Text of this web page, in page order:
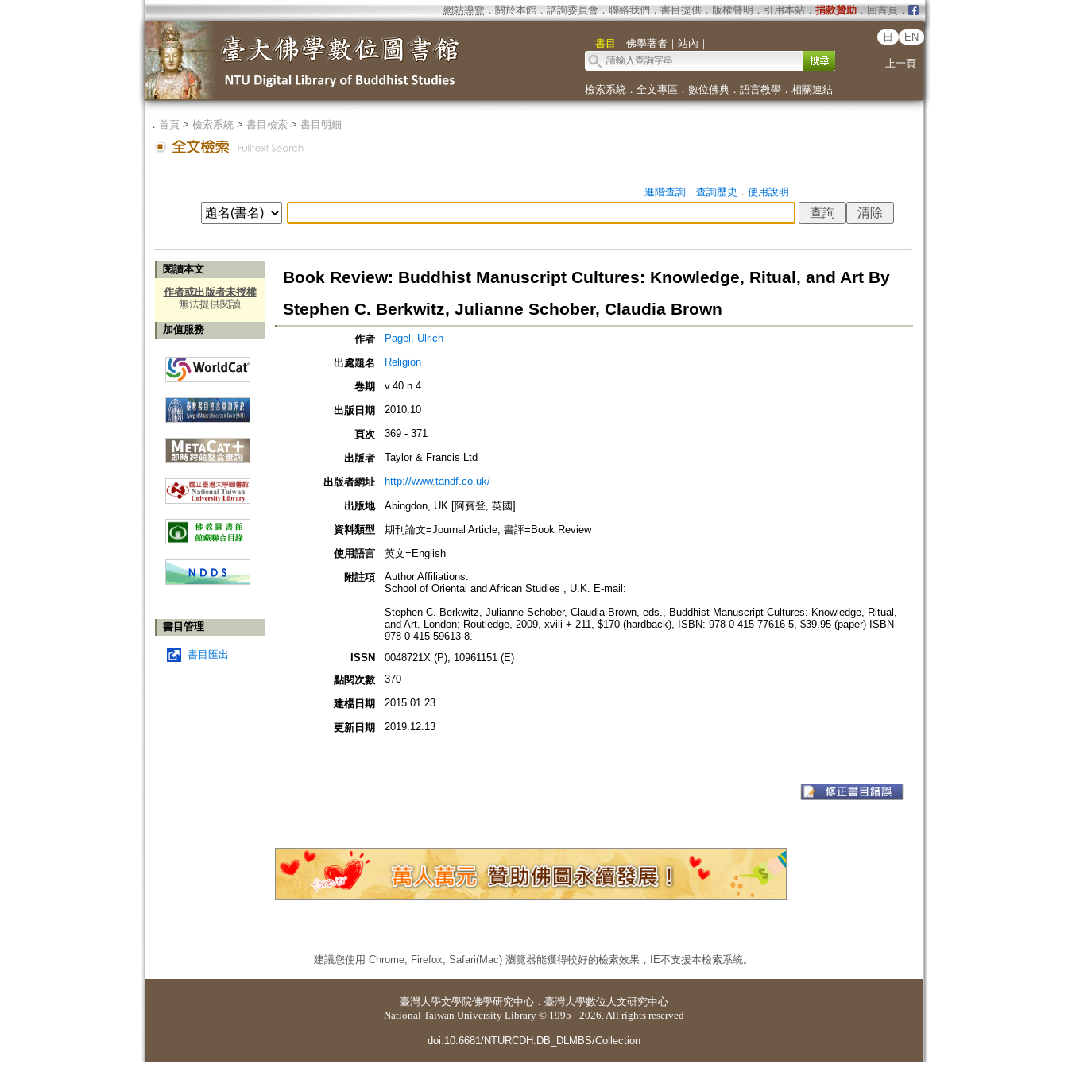
網站導覽 ． 關於本館． 諮詢委員會． 聯絡我們 ． 書目提供． 版權聲明 ． 引用本站． 捐款贊助．回首頁．
｜ 書目 ｜ 佛學著者｜ 站內 ｜
日 EN
上一頁
檢索系統． 全文專區 ． 數位佛典． 語言教學． 相關連結
． 首頁> 檢索系統> 書目檢索> 書目明細
進階查詢． 查詢歷史 ． 使用說明
閱讀本文
作者或出版者未授權
無法提供閱讀
加值服務
書目管理
書目匯出
Book Review: Buddhist Manuscript Cultures: Knowledge, Ritual, and Art By
Stephen C. Berkwitz, Julianne Schober, Claudia Brown
作者 Pagel, Ulrich
出處題名 Religion
卷期 v.40 n.4
出版日期 2010.10
頁次 369 - 371
出版者 Taylor & Francis Ltd
出版者網址 http://www.tandf.co.uk/
出版地
Abingdon, UK [阿賓登, 英國]
資料類型
期刊論文=Journal Article; 書評=Book Review
使用語言
英文=English
附註項
Author Affiliations:
School of Oriental and African Studies , U.K. E-mail:
Stephen C. Berkwitz, Julianne Schober, Claudia Brown, eds., Buddhist Manuscript Cultures: Knowledge, Ritual,
and Art. London: Routledge, 2009, xviii + 211, $170 (hardback), ISBN: 978 0 415 77616 5, $39.95 (paper) ISBN
978 0 415 59613 8.
ISSN
0048721X (P); 10961151 (E)
點閱次數
370
建檔日期 2015.01.23
更新日期 2019.12.13
建議您使用 Chrome, Firefox, Safari(Mac) 瀏覽器能獲得較好的檢索效果，IE不支援本檢索系統。
臺灣大學文學院佛學研究中心 ． 臺灣大學數位人文研究中心
National Taiwan University Library © 1995 - 2026. All rights reserved
doi:10.6681/NTURCDH.DB_DLMBS/Collection